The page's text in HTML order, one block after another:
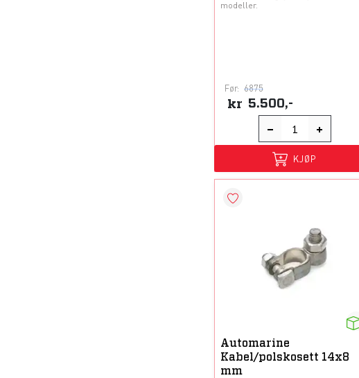
modeller.
Før: 6875
kr 5.500,-
KJØP
Automarine
Kabel/polskosett 14x8
mm